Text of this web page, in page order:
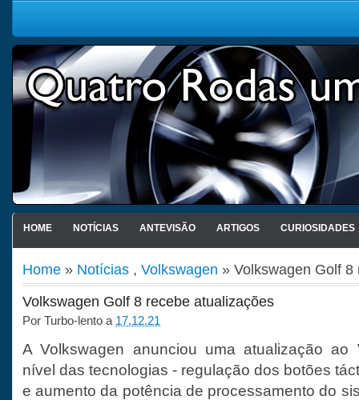
HOME NOTÍCIAS ANTEVISÃO ARTIGOS CURIOSIDADES
Home » Notícias , Volkswagen » Volkswagen Golf
Volkswagen Golf 8 recebe atualizações
Por Turbo-lento a 17.12.21
A Volkswagen anunciou uma atualização ao
nível das tecnologias - regulação dos botões
e aumento da potência de processamento do